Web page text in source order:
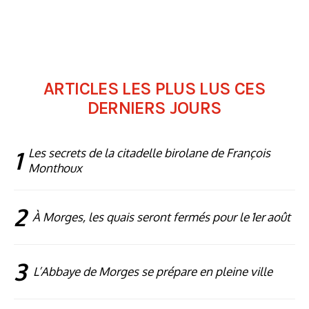
ARTICLES LES PLUS LUS CES
DERNIERS JOURS
1 Les secrets de la citadelle birolane de François
Monthoux
2 À Morges, les quais seront fermés pour le 1er août
3 L’Abbaye de Morges se prépare en pleine ville